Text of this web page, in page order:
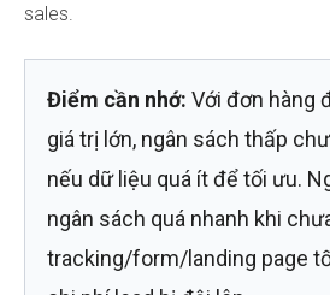
sales.
Điểm cần nhớ: Với đơn hàng
giá trị lớn, ngân sách thấp
nếu dữ liệu quá ít để tối ưu.
ngân sách quá nhanh khi
tracking/form/landing page